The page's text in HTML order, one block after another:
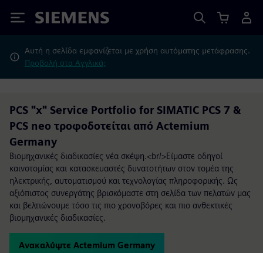
Siemens
Αυτή η σελίδα εμφανίζεται με χρήση αυτόματης μετάφρασης.
Προβολή στα Αγγλικά;
PCS "x" Service Portfolio for SIMATIC PCS 7 &
PCS neo τροφοδοτείται από Actemium
Germany
Βιομηχανικές διαδικασίες νέα σκέψη.<br/>Είμαστε οδηγοί
καινοτομίας και κατασκευαστές δυνατοτήτων στον τομέα της
ηλεκτρικής, αυτοματισμού και τεχνολογίας πληροφορικής. Ως
αξιόπιστος συνεργάτης βρισκόμαστε στη σελίδα των πελατών μας
και βελτιώνουμε τόσο τις πιο χρονοβόρες και πιο ανθεκτικές
βιομηχανικές διαδικασίες.
Ανακαλύψτε Actemium Germany